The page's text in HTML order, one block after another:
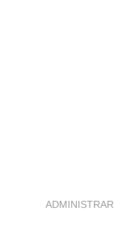
ADMINISTRAR